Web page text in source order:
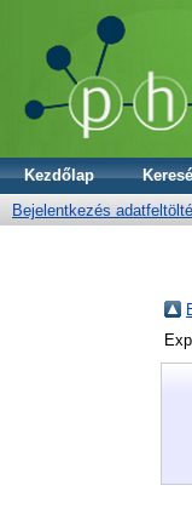
Kezdőlap
Bejelentkezés